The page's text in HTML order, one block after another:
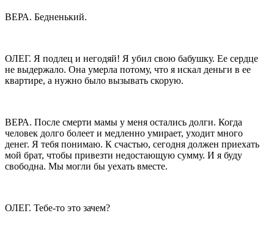
ВЕРА. Бедненький.
ОЛЕГ. Я подлец и негодяй! Я убил свою бабушку. Ее сердце
не выдержало. Она умерла потому, что я искал деньги в ее
квартире, а нужно было вызывать скорую.
ВЕРА. После смерти мамы у меня остались долги. Когда
человек долго болеет и медленно умирает, уходит много
денег. Я тебя понимаю. К счастью, сегодня должен приехать
мой брат, чтобы привезти недостающую сумму. И я буду
свободна. Мы могли бы уехать вместе.
ОЛЕГ. Тебе-то это зачем?